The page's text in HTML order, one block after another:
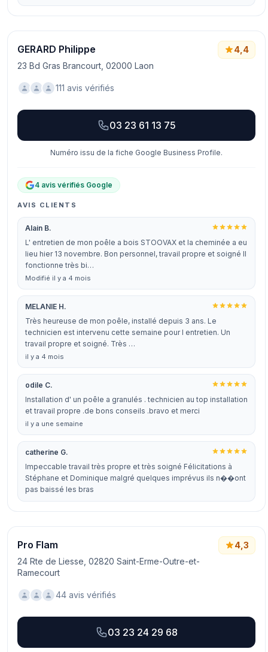
GERARD Philippe
23 Bd Gras Brancourt, 02000 Laon
4,4
111 avis vérifiés
03 23 61 13 75
Numéro issu de la fiche Google Business Profile.
4 avis vérifiés Google
AVIS CLIENTS
Alain B.
L' entretien de mon poêle a bois STOOVAX et la cheminée a eu
lieu hier 13 novembre. Bon personnel, travail propre et soigné Il
fonctionne très bi…
Modifié il y a 4 mois
MELANIE H.
Très heureuse de mon poêle, installé depuis 3 ans. Le
technicien est intervenu cette semaine pour l entretien. Un
travail propre et soigné. Très …
il y a 4 mois
odile C.
Installation d' un poêle a granulés . technicien au top installation
et travail propre .de bons conseils .bravo et merci
il y a une semaine
catherine G.
Impeccable travail très propre et très soigné Félicitations à
Stéphane et Dominique malgré quelques imprévus ils n��ont
pas baissé les bras
Pro Flam
24 Rte de Liesse, 02820 Saint-Erme-Outre-et-
Ramecourt
4,3
44 avis vérifiés
03 23 24 29 68